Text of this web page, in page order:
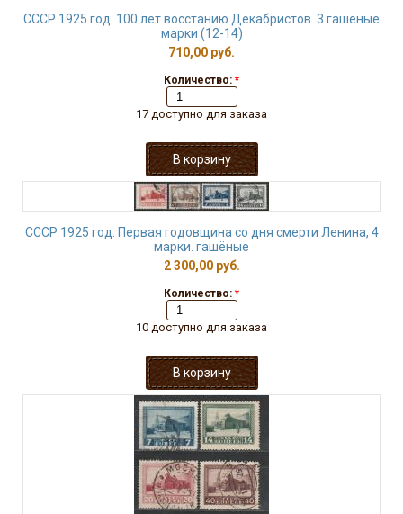
СССР 1925 год. 100 лет восстанию Декабристов. 3 гашёные
марки (12-14)
710,00 руб.
Количество: *
17 доступно для заказа
СССР 1925 год. Первая годовщина со дня смерти Ленина, 4
марки. гашёные
2 300,00 руб.
Количество: *
10 доступно для заказа